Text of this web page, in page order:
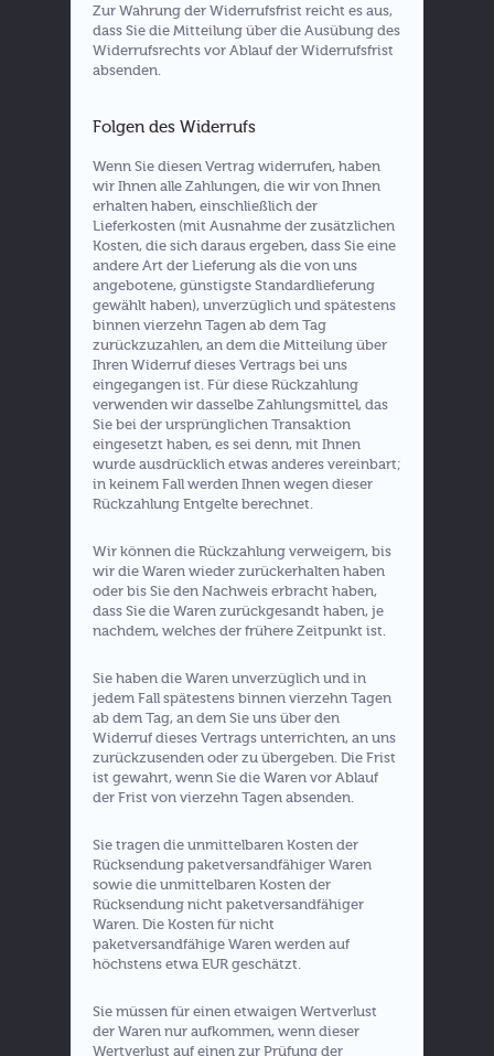
Zur Wahrung der Widerrufsfrist reicht es aus,
dass Sie die Mitteilung über die Ausübung des
Widerrufsrechts vor Ablauf der Widerrufsfrist
absenden.
Folgen des Widerrufs
Wenn Sie diesen Vertrag widerrufen, haben
wir Ihnen alle Zahlungen, die wir von Ihnen
erhalten haben, einschließlich der
Lieferkosten (mit Ausnahme der zusätzlichen
Kosten, die sich daraus ergeben, dass Sie eine
andere Art der Lieferung als die von uns
angebotene, günstigste Standardlieferung
gewählt haben), unverzüglich und spätestens
binnen vierzehn Tagen ab dem Tag
zurückzuzahlen, an dem die Mitteilung über
Ihren Widerruf dieses Vertrags bei uns
eingegangen ist. Für diese Rückzahlung
verwenden wir dasselbe Zahlungsmittel, das
Sie bei der ursprünglichen Transaktion
eingesetzt haben, es sei denn, mit Ihnen
wurde ausdrücklich etwas anderes vereinbart;
in keinem Fall werden Ihnen wegen dieser
Rückzahlung Entgelte berechnet.
Wir können die Rückzahlung verweigern, bis
wir die Waren wieder zurückerhalten haben
oder bis Sie den Nachweis erbracht haben,
dass Sie die Waren zurückgesandt haben, je
nachdem, welches der frühere Zeitpunkt ist.
Sie haben die Waren unverzüglich und in
jedem Fall spätestens binnen vierzehn Tagen
ab dem Tag, an dem Sie uns über den
Widerruf dieses Vertrags unterrichten, an uns
zurückzusenden oder zu übergeben. Die Frist
ist gewahrt, wenn Sie die Waren vor Ablauf
der Frist von vierzehn Tagen absenden.
Sie tragen die unmittelbaren Kosten der
Rücksendung paketversandfähiger Waren
sowie die unmittelbaren Kosten der
Rücksendung nicht paketversandfähiger
Waren. Die Kosten für nicht
paketversandfähige Waren werden auf
höchstens etwa EUR geschätzt.
Sie müssen für einen etwaigen Wertverlust
der Waren nur aufkommen, wenn dieser
Wertverlust auf einen zur Prüfung der